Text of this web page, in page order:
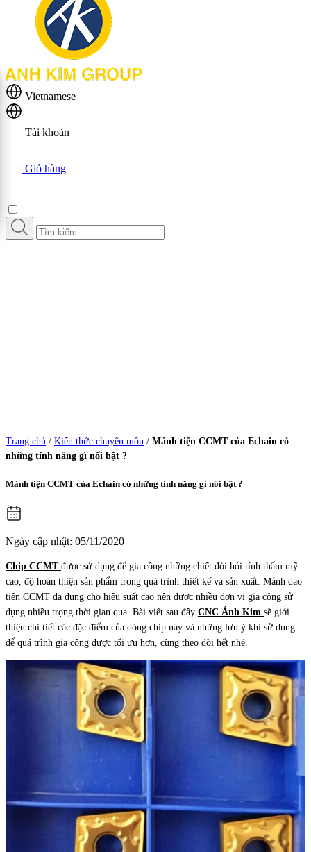
Vietnamese
Tài khoản
Giỏ hàng
Trang chủ / Kiến thức chuyên môn / Mảnh tiện CCMT của Echain có
những tính năng gì nổi bật ?
Mảnh tiện CCMT của Echain có những tính năng gì nổi bật ?
Ngày cập nhật: 05/11/2020
Chip CCMT được sử dụng để gia công những chiết đòi hỏi tính thẩm mỹ
cao, độ hoàn thiện sản phẩm trong quá trình thiết kế và sản xuất. Mảnh dao
tiện CCMT đa dụng cho hiệu suất cao nên được nhiều đơn vị gia công sử
dụng nhiều trọng thời gian qua. Bài viết sau đây CNC Ánh Kim sẽ giới
thiệu chi tiết các đặc điểm của dòng chip này và những lưu ý khí sử dụng
để quá trình gia công được tối ưu hơn, cùng theo dõi hết nhé.